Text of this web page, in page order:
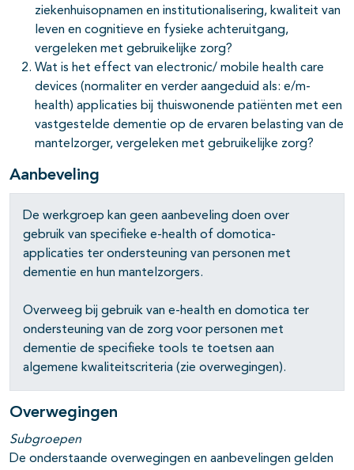
ziekenhuisopnamen en institutionalisering, kwaliteit van
leven en cognitieve en fysieke achteruitgang,
vergeleken met gebruikelijke zorg?
Wat is het effect van electronic/ mobile health care
devices (normaliter en verder aangeduid als: e/m-
health) applicaties bij thuiswonende patiënten met een
vastgestelde dementie op de ervaren belasting van de
mantelzorger, vergeleken met gebruikelijke zorg?
Aanbeveling
De werkgroep kan geen aanbeveling doen over
gebruik van specifieke e-health of domotica-
applicaties ter ondersteuning van personen met
dementie en hun mantelzorgers.
Overweeg bij gebruik van e-health en domotica ter
ondersteuning van de zorg voor personen met
dementie de specifieke tools te toetsen aan
algemene kwaliteitscriteria (zie overwegingen).
Overwegingen
Subgroepen
De onderstaande overwegingen en aanbevelingen gelden